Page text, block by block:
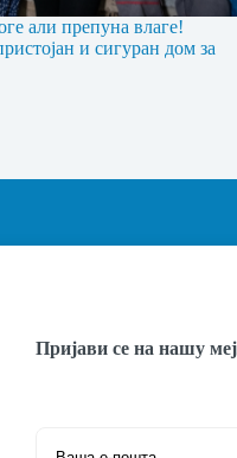
али препуна влаге!
и сигуран дом за
Пријави се на нашу